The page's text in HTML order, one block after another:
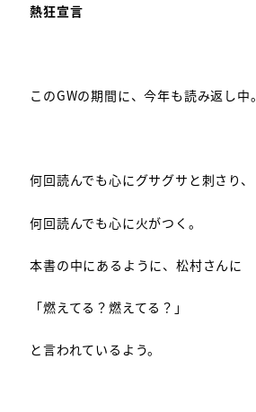
熱狂宣言
このGWの期間に、今年も読み返し中。
何回読んでも心にグサグサと刺さり、
何回読んでも心に火がつく。
本書の中にあるように、松村さんに
「燃えてる？燃えてる？」
と言われているよう。